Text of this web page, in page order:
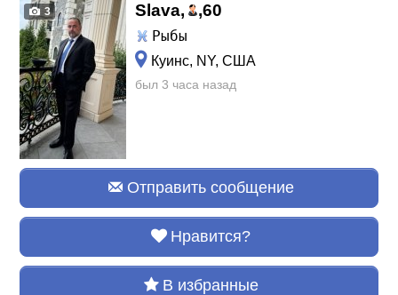
3 Slava, ,60
Рыбы
Куинс, NY, США
был 3 часа назад
Отправить сообщение
Нравится?
В избранные